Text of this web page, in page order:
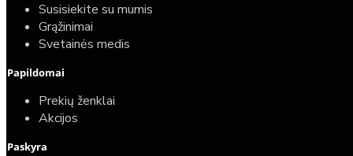
Susisiekite su mumis
Grąžinimai
Svetainės medis
Papildomai
Prekių ženklai
Akcijos
Paskyra